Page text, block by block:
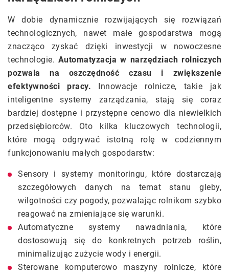
W dobie dynamicznie rozwijających się rozwiązań
technologicznych, nawet małe gospodarstwa mogą
znacząco zyskać dzięki inwestycji w nowoczesne
technologie. Automatyzacja w narzędziach rolniczych
pozwala na oszczędność czasu i zwiększenie
efektywności pracy. Innowacje rolnicze, takie jak
inteligentne systemy zarządzania, stają się coraz
bardziej dostępne i przystępne cenowo dla niewielkich
przedsiębiorców. Oto kilka kluczowych technologii,
które mogą odgrywać istotną rolę w codziennym
funkcjonowaniu małych gospodarstw:
Sensory i systemy monitoringu, które dostarczają
szczegółowych danych na temat stanu gleby,
wilgotności czy pogody, pozwalając rolnikom szybko
reagować na zmieniające się warunki.
Automatyczne systemy nawadniania, które
dostosowują się do konkretnych potrzeb roślin,
minimalizując zużycie wody i energii.
Sterowane komputerowo maszyny rolnicze, które